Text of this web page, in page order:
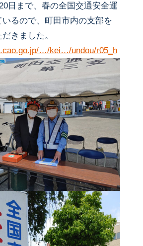
日まで、春の全国交通安全運
るので、町田市内の支部を
きました。
…/kei…/undou/r05_h